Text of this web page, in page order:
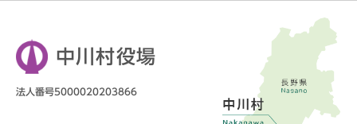
中川村役場
法人番号5000020203866